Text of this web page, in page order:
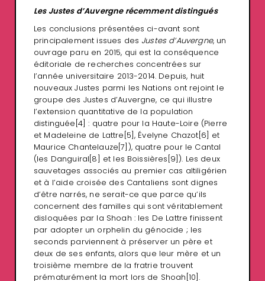
Les Justes d’Auvergne récemment distingués
Les conclusions présentées ci-avant sont
principalement issues des Justes d’Auvergne, un
ouvrage paru en 2015, qui est la conséquence
éditoriale de recherches concentrées sur
l’année universitaire 2013-2014. Depuis, huit
nouveaux Justes parmi les Nations ont rejoint le
groupe des Justes d’Auvergne, ce qui illustre
l’extension quantitative de la population
distinguée [4] : quatre pour la Haute-Loire (Pierre
et Madeleine de Lattre [5], Évelyne Chazot [6] et
Maurice Chantelauze [7] ), quatre pour le Cantal
(les Danguiral [8] et les Boissières [9] ). Les deux
sauvetages associés au premier cas altiligérien
et à l’aide croisée des Cantaliens sont dignes
d’être narrés, ne serait-ce que parce qu’ils
concernent des familles qui sont véritablement
disloquées par la Shoah : les De Lattre finissent
par adopter un orphelin du génocide ; les
seconds parviennent à préserver un père et
deux de ses enfants, alors que leur mère et un
troisième membre de la fratrie trouvent
prématurément la mort lors de Shoah [10].